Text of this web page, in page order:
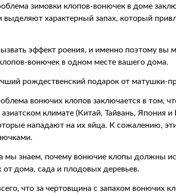
зимовки клопов-вонючек в доме
выделяют характерный запах, который
эффект роения, и именно поэтому вы
вонючек в одном месте вашего дома.
рождественский подарок от матушки-
вонючих клопов заключается в том,
климате (Китай, Тайвань, Япония
нападают на их яйца. К сожалению,
мы знаем, почему вонючие клопы должны
от дома, сада и плодовых деревьев.
что за чертовщина с запахом вонючих